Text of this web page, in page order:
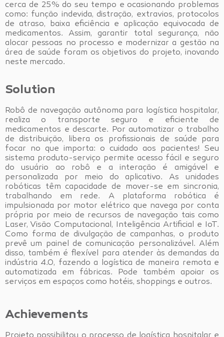
cerca de 25% do seu tempo e ocasionando problemas
como: função indevida, distração, extravios, protocolos
de atraso, baixa eficiência e aplicação equivocada de
medicamentos. Assim, garantir total segurança, não
alocar pessoas no processo e modernizar a gestão na
área de saúde foram os objetivos do projeto, inovando
neste mercado.
Solution
Robô de navegação autônoma para logística hospitalar,
realiza o transporte seguro e eficiente de
medicamentos e descarte. Por automatizar o trabalho
de distribuição, libera os profissionais de saúde para
focar no que importa: o cuidado aos pacientes! Seu
sistema produto-serviço permite acesso fácil e seguro
do usuário ao robô e a interação é amigável e
personalizada por meio do aplicativo. As unidades
robóticas têm capacidade de mover-se em sincronia,
trabalhando em rede. A plataforma robótica é
impulsionada por motor elétrico que navega por conta
própria por meio de recursos de navegação tais como
Laser, Visão Computacional, Inteligência Artificial e IoT.
Como forma de divulgação de campanhas, o produto
prevê um painel de comunicação personalizável. Além
disso, também é flexível para atender às demandas da
indústria 4.0, fazendo a logística de maneira remota e
automatizada em fábricas. Pode também apoiar os
serviços em espaços como hotéis, shoppings e outros.
Achievements